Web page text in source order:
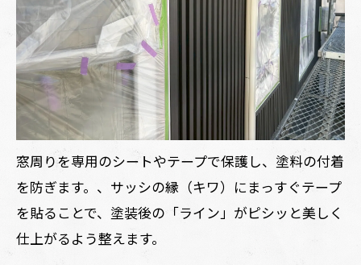
窓周りを専用のシートやテープで保護し、塗料の付着
を防ぎます。、サッシの縁（キワ）にまっすぐテープ
を貼ることで、塗装後の「ライン」がピシッと美しく
仕上がるよう整えます。